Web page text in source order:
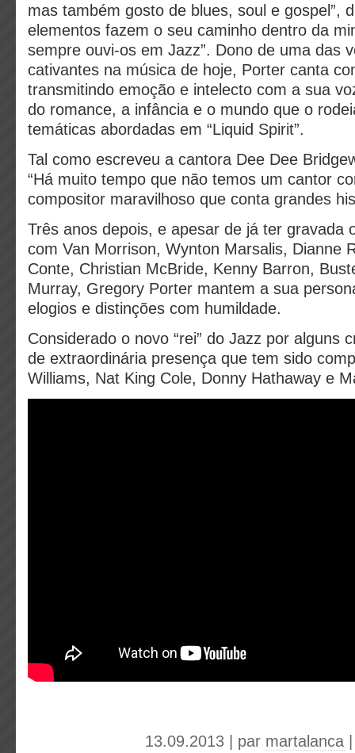
mas também gosto de blues, soul e gospel”,
elementos fazem o seu caminho dentro da
sempre ouvi-os em Jazz”. Dono de uma das
cativantes na música de hoje, Porter canta
transmitindo emoção e intelecto com a sua
do romance, a infância e o mundo que o
temáticas abordadas em “Liquid Spirit”.
Tal como escreveu a cantora Dee Dee
“Há muito tempo que não temos um cantor
compositor maravilhoso que conta grandes
Três anos depois, e apesar de já ter gravada
com Van Morrison, Wynton Marsalis, Dianne
Conte, Christian McBride, Kenny Barron,
Murray, Gregory Porter mantem a sua
elogios e distinções com humildade.
Considerado o novo “rei” do Jazz por alguns
de extraordinária presença que tem sido
Williams, Nat King Cole, Donny Hathaway e
13.09.2013 | par martalanca